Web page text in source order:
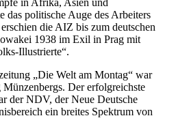
in Afrika, Asien und
das politische Auge des Arbeiters
die AIZ bis zum deutschen
1938 im Exil in Prag mit
Illustrierte“.
„Die Welt am Montag“ war
Der erfolgreichste
der NDV, der Neue Deutsche
ein breites Spektrum von